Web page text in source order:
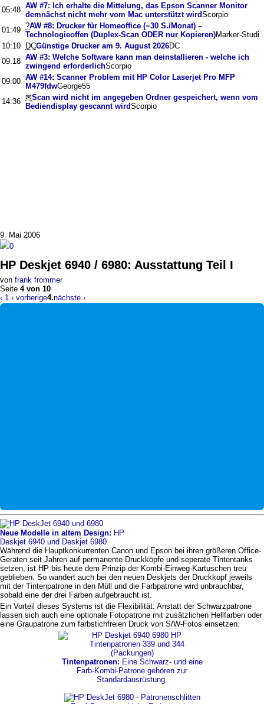
05:48 AW #7: Ich erhalte die Mittelung, das Epson Scanner Monitor
demnächst nicht mehr vom Mac unterstützt wirdScorpio
01:49 ?AW #8: Drucker für Homeoffice (~30 S./Monat) –
Technologieoffen (Duplex-Scan ODER nur Kopieren)Marker-Studi
10:10
DCGünstige Drucker am 9. August 2026DC
09:18 AW #3: Welche Software kann man deinstallieren - welche ich
zwingend erforderlichScorpio
09:00 AW #14: Scanner Problem mit HP Color Laserjet Pro MFP
M479fdwGeorge55
14:36 ✉Scan wird nicht im angegeben Ordner gespeichert, wenn vom
Bediendisplay gescannt wirdScorpio
9. Mai 2006
0
HP Deskjet 6940 / 6980: Ausstattung Teil I
von frank frommer
Seite 4 von 10
‹ 1.‹ vorherige4.nächste ›
Neue Modelle in altem Design: HP
Deskjet 6940 und Deskjet 6980
Während die Hauptkonkurrenten Canon und Epson bei ihren größeren Office-
Geräten seit Jahren auf permanente Druckköpfe und seperate Tintentanks
setzen, ist HP bis heute dem Prinzip der Kombi-Einweg-Kartuschen treu
geblieben. So wandert auch bei den neuen Deskjets der Druckkopf jeweils
mit der Tintenpatrone in den Müll und die Farbpatrone wird unbrauchbar,
sobald eine der drei Farben aufgebraucht ist.
Ein Vorteil dieses Systems ist die Flexibilität: Anstatt der Schwarzpatrone
lassen sich auch eine optionale Fotopatrone mit zusätzlichen Hellfarben oder
eine Graupatrone zum farbstichfreien Druck von S/W-Fotos einsetzen.
Tintenpatronen: Eine Schwarz- und eine
Farb-Kombi-Patrone gehören zur
Standardausrüstung.